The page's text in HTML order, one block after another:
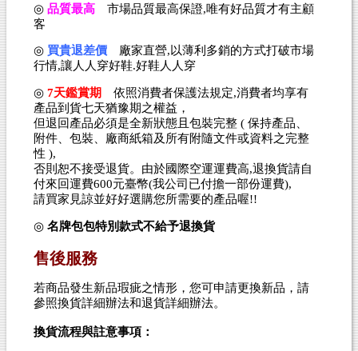
◎ 品質最高 市場品質最高保證,唯有好品質才有主顧
客
◎ 買貴退差價 廠家直營,以薄利多銷的方式打破市場
行情,讓人人穿好鞋.好鞋人人穿
◎ 7天鑑賞期 依照消費者保護法規定,消費者均享有
產品到貨七天猶豫期之權益，
但退回產品必須是全新狀態且包裝完整 ( 保持產品、
附件、包裝、廠商紙箱及所有附隨文件或資料之完整
性 ),
否則恕不接受退貨。由於國際空運運費高,退換貨請自
付來回運費600元臺幣(我公司已付擔一部份運費),
請買家見諒並好好選購您所需要的產品喔!!
◎ 名牌包包特別款式不給予退換貨
售後服務
若商品發生新品瑕疵之情形，您可申請更換新品，請
參照換貨詳細辦法和退貨詳細辦法。
換貨流程與註意事項：